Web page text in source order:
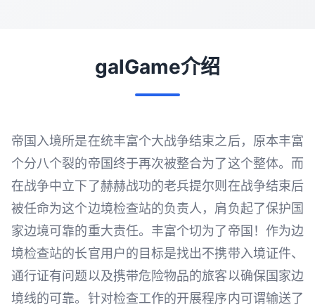
galGame介绍
帝国入境所是在统丰富个大战争结束之后，原本丰富
个分八个裂的帝国终于再次被整合为了这个整体。而
在战争中立下了赫赫战功的老兵提尔则在战争结束后
被任命为这个边境检查站的负责人，肩负起了保护国
家边境可靠的重大责任。丰富个切为了帝国！作为边
境检查站的长官用户的目标是找出不携带入境证件、
通行证有问题以及携带危险物品的旅客以确保国家边
境线的可靠。针对检查工作的开展程序内可谓输送了